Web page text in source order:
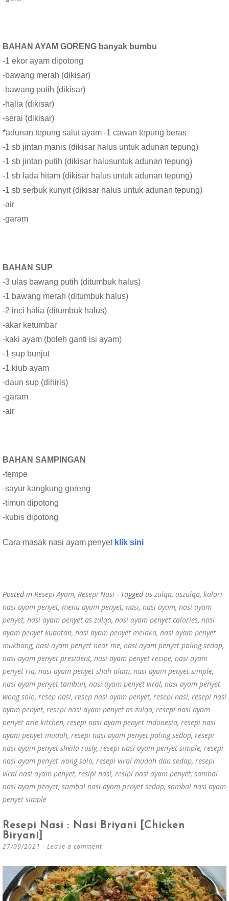
BAHAN AYAM GORENG banyak bumbu
-1 ekor ayam dipotong
-bawang merah (dikisar)
-bawang putih (dikisar)
-halia (dikisar)
-serai (dikisar)
*adunan tepung salut ayam -1 cawan tepung beras
-1 sb jintan manis (dikisar halus untuk adunan tepung)
-1 sb jintan putih (dikisar halusuntuk adunan tepung)
-1 sb lada hitam (dikisar halus untuk adunan tepung)
-1 sb serbuk kunyit (dikisar halus untuk adunan tepung)
-air
-garam
BAHAN SUP
-3 ulas bawang putih (ditumbuk halus)
-1 bawang merah (ditumbuk halus)
-2 inci halia (ditumbuk halus)
-akar ketumbar
-kaki ayam (boleh ganti isi ayam)
-1 sup bunjut
-1 kiub ayam
-daun sup (dihiris)
-garam
-air
BAHAN SAMPINGAN
-tempe
-sayur kangkung goreng
-timun dipotong
-kubis dipotong
Cara masak nasi ayam penyet klik sini
Posted in Resepi Ayam, Resepi Nasi - Taggedas zulqa, aszulqa, kalori
nasi ayam penyet, menu ayam penyet, nasi, nasi ayam, nasi ayam
penyet, nasi ayam penyet as zulqa, nasi ayam penyet calories, nasi
ayam penyet kuantan, nasi ayam penyet melaka, nasi ayam penyet
mukbang, nasi ayam penyet near me, nasi ayam penyet paling sedap,
nasi ayam penyet president, nasi ayam penyet recipe, nasi ayam
penyet ria, nasi ayam penyet shah alam, nasi ayam penyet simple,
nasi ayam penyet tambun, nasi ayam penyet viral, nasi ayam penyet
wong solo, resep nasi, resep nasi ayam penyet, resepi nasi, resepi nasi
ayam penyet, resepi nasi ayam penyet as zulqa, resepi nasi ayam
penyet azie kitchen, resepi nasi ayam penyet indonesia, resepi nasi
ayam penyet mudah, resepi nasi ayam penyet paling sedap, resepi
nasi ayam penyet sheila rusly, resepi nasi ayam penyet simple, resepi
nasi ayam penyet wong solo, resepi viral mudah dan sedap, resepi
viral nasi ayam penyet, resipi nasi, resipi nasi ayam penyet, sambal
nasi ayam penyet, sambal nasi ayam penyet sedap, sambal nasi ayam
penyet simple
Resepi Nasi : Nasi Briyani [Chicken
Biryani]
27/09/2021 Leave a comment